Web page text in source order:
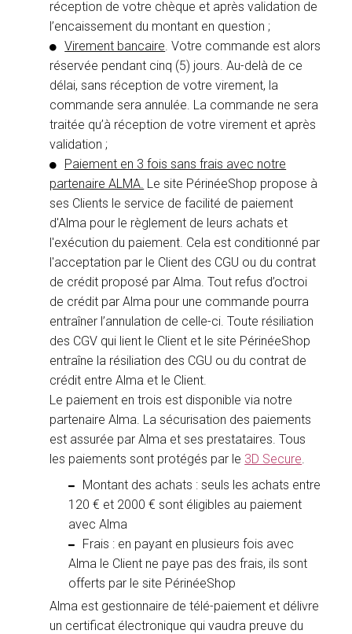
réception de votre chèque et après validation de
l’encaissement du montant en question ;
Virement bancaire . Votre commande est alors
réservée pendant cinq (5) jours. Au-delà de ce
délai, sans réception de votre virement, la
commande sera annulée. La commande ne sera
traitée qu’à réception de votre virement et après
validation ;
Paiement en 3 fois sans frais avec notre
partenaire ALMA. Le site PérinéeShop propose à
ses Clients le service de facilité de paiement
d'Alma pour le règlement de leurs achats et
l'exécution du paiement. Cela est conditionné par
l'acceptation par le Client des CGU ou du contrat
de crédit proposé par Alma.Tout refus d’octroi
de crédit par Alma pour une commande pourra
entraîner l’annulation de celle-ci. Toute résiliation
des CGV qui lient le Client et le site PérinéeShop
entraîne la résiliation des CGU ou du contrat de
crédit entre Alma et le Client.
Le paiement en trois est disponible via notre
partenaire Alma. La sécurisation des paiements
est assurée par Alma et ses prestataires. Tous
les paiements sont protégés par le 3D Secure
Montant des achats : seuls les achats entre
120 € et 2000 € sont éligibles au paiement
avec Alma
Frais : en payant en plusieurs fois avec
Alma le Client ne paye pas des frais, ils sont
offerts par le site PérinéeShop
Alma est gestionnaire de télé-paiement et délivre
un certificat électronique qui vaudra preuve du